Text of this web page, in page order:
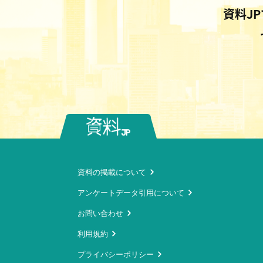
資料
資料の掲載について
アンケートデータ引用について
お問い合わせ
利用規約
プライバシーポリシー